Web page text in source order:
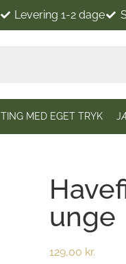
Levering 1-2 dage
TING MED EGET TRYK
unge
129,00 kr.